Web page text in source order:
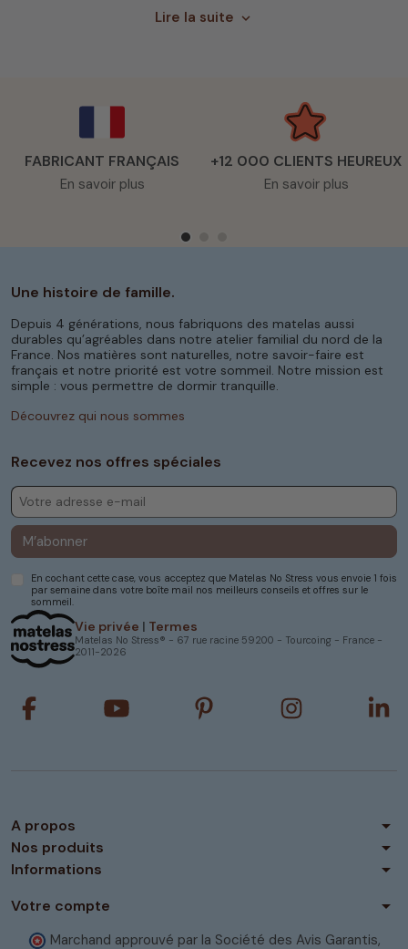
des lits escamotables ou encore pour des
canapés-lits. Il s’adapte à une grande variété de
réside dans
leur polyvalence. Que vous aménagiez une
chambre pour un enfant, que vous cherchiez à
meubler un studio ou que vous ayez besoin d’un
couchage pour une chambre d’amis, ce format
pour optimiser la surface de la pièce. De plus,
gigognes, offrant ainsi une solution flexible pour
tous vos besoins en literie.
Que vous souhaitiez aménager une chambre
d’amis confortable ou offrir à votre enfant un
sommeil de qualité, nosmatelas 90x190
confort et fonctionnalité. De plus, chez Matelas
complète dematelas 90x190
France avec des matériaux de haute qualité,
pour garantir une durabilité et un
longue durée. En choisissant nosmatelas, vous
optez pour un produit durable qui assure des
nuits paisibles et réparatrices.
Nos matelas mousse
90x190 : un confort tout
en douceur
Chez Matelas No Stress, nous proposons des
matelas mousse 90x190 spécialement conçus
de pression et assurant ainsi un
mesure. Ce type de
particulièrement apprécié des dormeurs qui
aiment être légèrement enveloppés tout en
bénéficiant d’un maintien adapté à leur
morphologie.
Lire la suite expand_more
FABRICANT FRANÇAIS
En savoir plus
+12 000 CLIENTS HEUREUX
En savoir plus
Vie privée | Termes
Matelas No Stress® - 67 rue racine 59200 - Tourcoing - France -
2011-2026
Une histoire de famille.
Depuis 4 générations, nous fabriquons des matelas aussi
durables qu’agréables dans notre atelier familial du nord de la
France. Nos matières sont naturelles, notre savoir-faire est
français et notre priorité est votre sommeil. Notre mission est
simple : vous permettre de dormir tranquille.
Découvrez qui nous sommes
Recevez nos offres spéciales
M’abonner
En cochant cette case, vous acceptez que Matelas No Stress vous envoie 1 fois
par semaine dans votre boîte mail nos meilleurs conseils et offres sur le
sommeil.
A propos arrow_drop_down
Nos produits arrow_drop_down
Informations arrow_drop_down
Votre compte arrow_drop_down
Marchand approuvé par la Société des Avis Garantis,